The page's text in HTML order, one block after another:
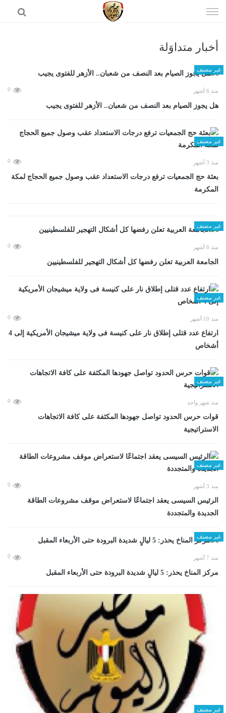
الى
أخبار متداوَلة
غير مصنف
منذ 6 أشهر 0
هل يجوز الصيام بعد النصف من شعبان.. الأزهر للفتوى يجيب
غير مصنف
منذ 3 أشهر 0
بعثة حج الجمعيات ترفع درجات الاستعداد عقب وصول جميع الحجاج لمكة
المكرمة
غير مصنف
منذ 6 أشهر 0
الجامعة العربية تعلن رفضها كل أشكال التهجير للفلسطينيين
غير مصنف
منذ 10 أشهر 0
ارتفاع عدد قتلى إطلاق نار على كنيسة فى ولاية ميشيجان الأمريكية إلى 4
أشخاص
غير مصنف
منذ شهر واحد 0
قوات حرس الحدود تواصل جهودها المكثفة على كافة الاتجاهات
الاستراتيجية
غير مصنف
منذ 3 أشهر 0
الرئيس السيسى يعقد اجتماعًا لاستعراض موقف مشروعات الطاقة
الجديدة والمتجددة
غير مصنف
منذ 7 أشهر 0
مركز المناخ يحذر: 5 ليالٍ شديدة البرودة حتى الأربعاء المقبل
غير مصنف